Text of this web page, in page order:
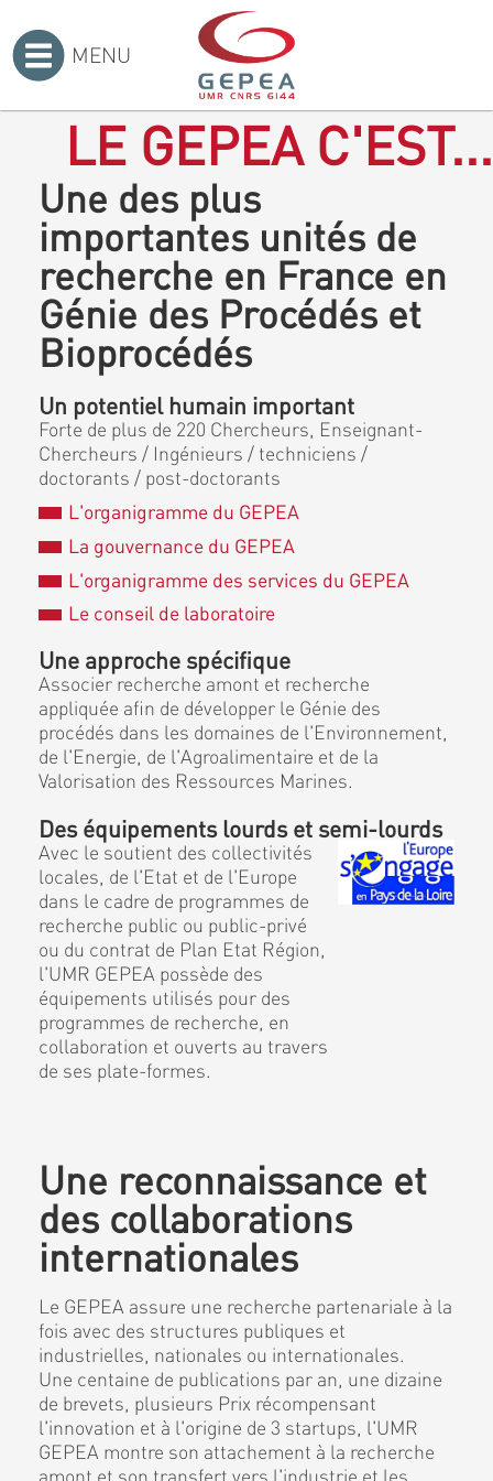
MENU
LE GEPEA C'EST...
Une des plus
importantes unités de
recherche en France en
Génie des Procédés et
Bioprocédés
Un potentiel humain important
Forte de plus de 220 Chercheurs, Enseignant-
Chercheurs / Ingénieurs / techniciens /
doctorants / post-doctorants
L'organigramme du GEPEA
La gouvernance du GEPEA
L'organigramme des services du GEPEA
Le conseil de laboratoire
Une approche spécifique
Associer recherche amont et recherche
appliquée afin de développer le Génie des
procédés dans les domaines de l'Environnement,
de l'Energie, de l'Agroalimentaire et de la
Valorisation des Ressources Marines.
Des équipements lourds et semi-lourds
Avec le soutient des collectivités
locales, de l'Etat et de l'Europe
dans le cadre de programmes de
recherche public ou public-privé
ou du contrat de Plan Etat Région,
l'UMR GEPEA possède des
équipements utilisés pour des
programmes de recherche, en
collaboration et ouverts au travers
de ses plate-formes.
Une reconnaissance et
des collaborations
internationales
Le GEPEA assure une recherche partenariale à la
fois avec des structures publiques et
industrielles, nationales ou internationales.
Une centaine de publications par an, une dizaine
de brevets, plusieurs Prix récompensant
l'innovation et à l'origine de 3 startups, l'UMR
GEPEA montre son attachement à la recherche
amont et son transfert vers l'industrie et les